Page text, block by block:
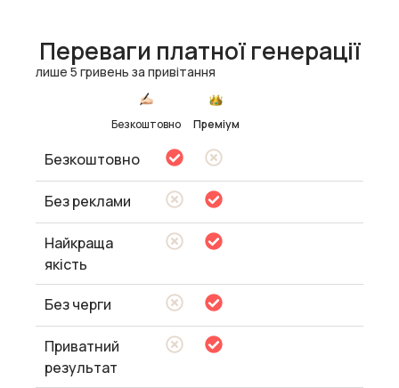
Переваги платної генерації
лише 5 гривень за привітання
Безкоштовно Преміум
Безкоштовно
Без реклами
Найкраща
якість
Без черги
Приватний
результат